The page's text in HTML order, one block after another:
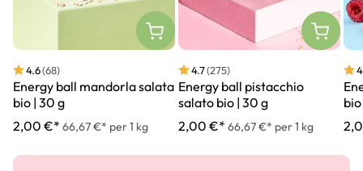
4.6(68)
Energy ball mandorla salata
bio | 30 g
2,00 €* 66,67 €* per 1 kg
4.7(275)
Energy ball pistacchio
salato bio | 30 g
2,00 €* 66,67 €* per 1 kg